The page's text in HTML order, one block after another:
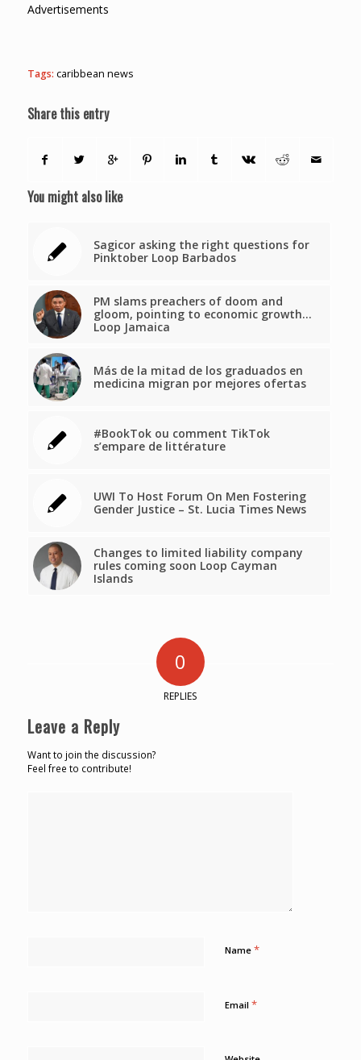
Advertisements
Tags: caribbean news
Share this entry
You might also like
Sagicor asking the right questions for
Pinktober Loop Barbados
PM slams preachers of doom and
gloom, pointing to economic growth…
Loop Jamaica
Más de la mitad de los graduados en
medicina migran por mejores ofertas
#BookTok ou comment TikTok
s’empare de littérature
UWI To Host Forum On Men Fostering
Gender Justice – St. Lucia Times News
Changes to limited liability company
rules coming soon Loop Cayman
Islands
0
REPLIES
Leave a Reply
Want to join the discussion?
Feel free to contribute!
Name *
Email *